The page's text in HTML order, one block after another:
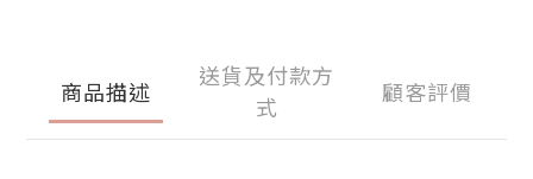
商品描述
送貨及付款方
式
顧客評價